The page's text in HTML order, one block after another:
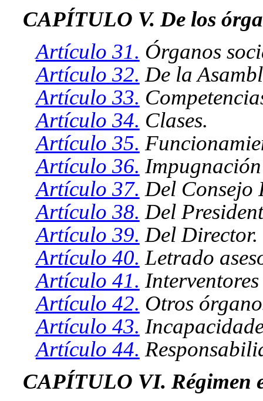
CAPÍTULO V. De los
Artículo 31. Órganos
Artículo 32. De la
Artículo 33.
Artículo 34. Clases.
Artículo 35.
Artículo 36.
Artículo 37. Del Consejo
Artículo 38. Del
Artículo 39. Del Director.
Artículo 40. Letrado
Artículo 41.
Artículo 42. Otros
Artículo 43.
Artículo 44.
CAPÍTULO VI. Régimen